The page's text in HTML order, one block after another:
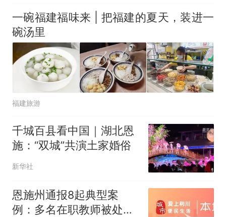
一碗福建福味来 | 把福建的夏天，装进一
碗汤里
福建旅游
千城百县看中国｜湖北恩
施：“双城”共演土家婚俗
新华社
恩施州通报8起典型案
例：多名在职教师被处